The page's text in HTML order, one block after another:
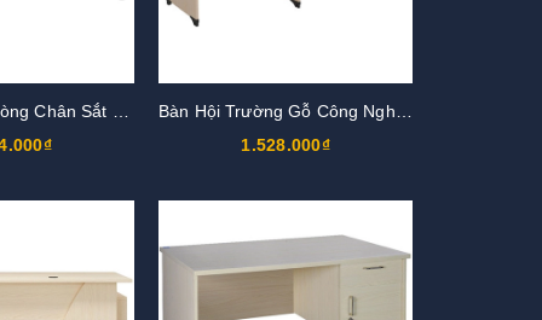
1.528.000₫